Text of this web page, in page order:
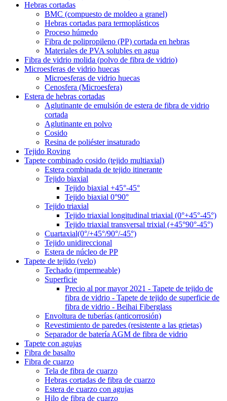
Hebras cortadas
BMC (compuesto de moldeo a granel)
Hebras cortadas para termoplásticos
Proceso húmedo
Fibra de polipropileno (PP) cortada en hebras
Materiales de PVA solubles en agua
Fibra de vidrio molida (polvo de fibra de vidrio)
Microesferas de vidrio huecas
Microesferas de vidrio huecas
Cenosfera (Microesfera)
Estera de hebras cortadas
Aglutinante de emulsión de estera de fibra de vidrio
cortada
Aglutinante en polvo
Cosido
Resina de poliéster insaturado
Tejido Roving
Tapete combinado cosido (tejido multiaxial)
Estera combinada de tejido itinerante
Tejido biaxial
Tejido biaxial +45°-45°
Tejido biaxial 0°90°
Tejido triaxial
Tejido triaxial longitudinal triaxial (0°+45°-45°)
Tejido triaxial transversal trixial (+45°90°-45°)
Cuartaxial(0°/+45°/90°/-45°)
Tejido unidireccional
Estera de núcleo de PP
Tapete de tejido (velo)
Techado (impermeable)
Superficie
Precio al por mayor 2021 - Tapete de tejido de
fibra de vidrio - Tapete de tejido de superficie de
fibra de vidrio - Beihai Fiberglass
Envoltura de tuberías (anticorrosión)
Revestimiento de paredes (resistente a las grietas)
Separador de batería AGM de fibra de vidrio
Tapete con agujas
Fibra de basalto
Fibra de cuarzo
Tela de fibra de cuarzo
Hebras cortadas de fibra de cuarzo
Estera de cuarzo con agujas
Hilo de fibra de cuarzo